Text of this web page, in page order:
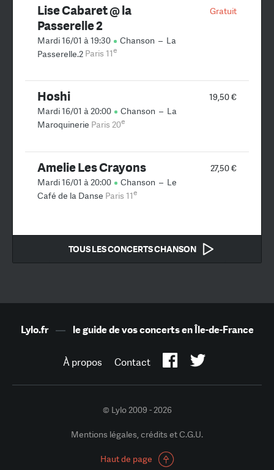
Gratuit
Lise Cabaret @ la
Passerelle 2
Mardi 16/01 à 19:30 Chanson – La
Passerelle.2 Paris 11e
19,50 €
Hoshi
Mardi 16/01 à 20:00 Chanson – La
Maroquinerie Paris 20e
27,50 €
Amelie Les Crayons
Mardi 16/01 à 20:00 Chanson – Le
Café de la Danse Paris 11e
TOUS LES CONCERTS CHANSON
Lylo.fr— le guide de vos concerts en Île-de-France
À propos Contact
© Lylo 2009 - 2026
Mentions légales, crédits et C.G.U.
Haut de page